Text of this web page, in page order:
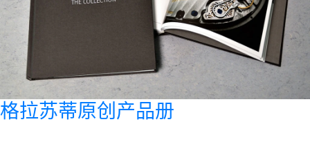
格拉苏蒂原创产品册